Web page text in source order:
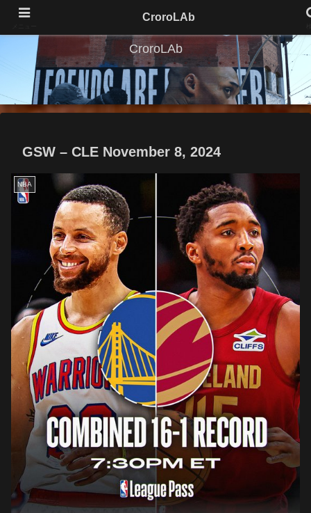
CroroLAb
GSW – CLE November 8, 2024
NBA
CroroLAb